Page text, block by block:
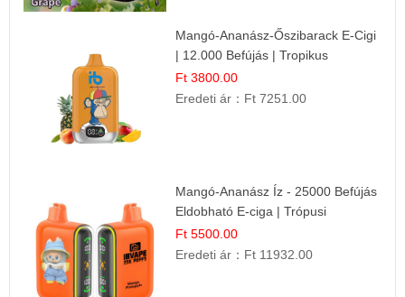
Mangó-Ananász-Őszibarack E-Cigi
| 12.000 Befújás | Tropikus
Gyümölcs Íz
Ft 3800.00
Eredeti ár： Ft 7251.00
Mangó-Ananász Íz - 25000 Befújás
Eldobható E-ciga | Trópusi
Gyümölcs Élmény!
Ft 5500.00
Eredeti ár： Ft 11932.00